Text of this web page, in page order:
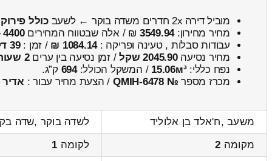
מוביל דירה 2x חדרים משדה בוקר ← לשעב
כולל
מחיר מחירון:3549.94 ₪ / אלה שבטווח המחירים4400
עבודות סבלות , טעינה ופריקה :1084.14 ₪ / זמן :39 דקות 32 שניות
מחיר נסיעה2045.90 שקל / זמן נסיעה בין ערים2 שעות , 51 דקות
נפח כללי:15.06м³ / המשקל הכולל:694 ק”ג.
מכרז מספר № QMIH-6478 / הצעת מחיר עבור : אדיר
משעב ,ח'אלד בן אלוליד
לשדה בוקר ,שדה
מקומה 2 לקומה 1